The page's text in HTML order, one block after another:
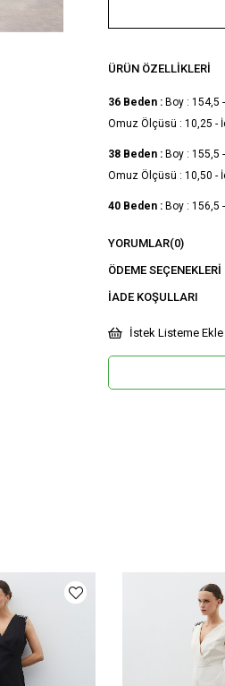
ÜRÜN ÖZELLIKLERI
36 Beden : Boy : 154,5
Omuz Ölçüsü : 10,25 -
38 Beden : Boy : 155,5
Omuz Ölçüsü : 10,50 -
40 Beden : Boy : 156,5
Omuz Ölçüsü : 11 - İç
Cinsiyet
Kategori
Ürün Yaş Grubu
YORUMLAR(0)
ÖDEME SEÇENEKLERI
İADE KOŞULLARI
İstek Listeme Ekle